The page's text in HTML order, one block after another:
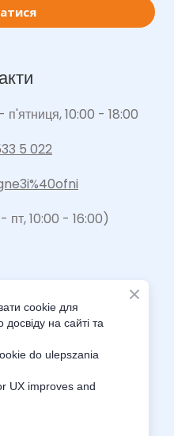
п'ятниця, 10:00 - 18:00
5 022
пт, 10:00 - 16:00)
Integration
cookie для
на сайті та
do ulepszania
UX improves and